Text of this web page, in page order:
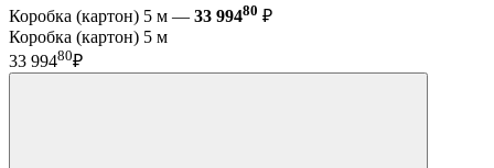
Коробка (картон) 5 м — 33 99480 ₽
Коробка (картон) 5 м
33 99480₽